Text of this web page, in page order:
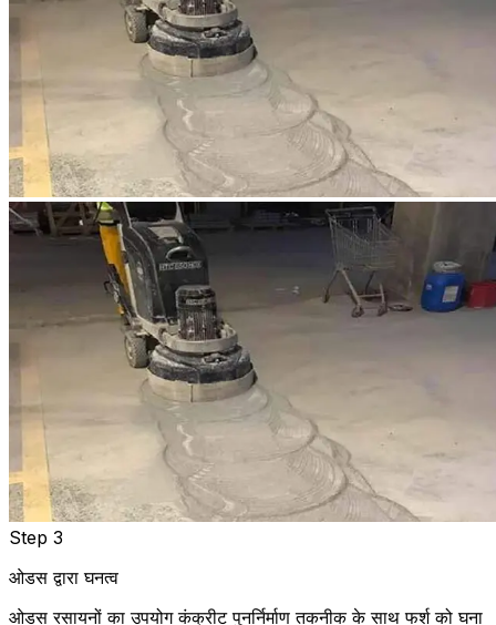
Step 3
ओडस द्वारा घनत्व
ओडस रसायनों का उपयोग कंक्रीट पुनर्निर्माण तकनीक के साथ फर्श को घना